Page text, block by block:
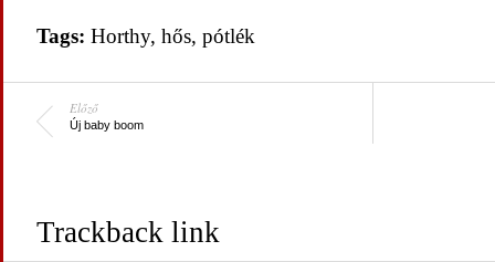
Tags: Horthy, hős, pótlék
Előző
Új baby boom
Trackback link